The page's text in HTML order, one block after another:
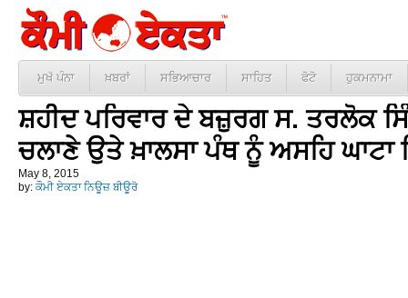
ਮੁਖੱ ਪੰਨਾ ਖ਼ਬਰਾਂ ਸਭਿਆਚਾਰ ਸਾਹਿਤ ਫੋਟੋ ਹੁਕਮਨਾਮਾ
ਸ਼ਹੀਦ ਪਰਿਵਾਰ ਦੇ ਬਜ਼ੁਰਗ ਸ. ਤਰਲੋਕ
ਚਲਾਣੇ ਉਤੇ ਖ਼ਾਲਸਾ ਪੰਥ ਨੂੰ ਅਸਹਿ ਘਾਟਾ
May 8, 2015
by: ਕੌਮੀ ਏਕਤਾ ਨਿਊਜ਼ ਬੀਊਰੋ